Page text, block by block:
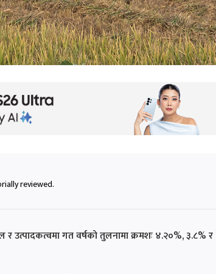
reviewed.
उत्पादकत्वमा गत वर्षको तुलनामा क्रमशः ४.२०%, ३.८% र